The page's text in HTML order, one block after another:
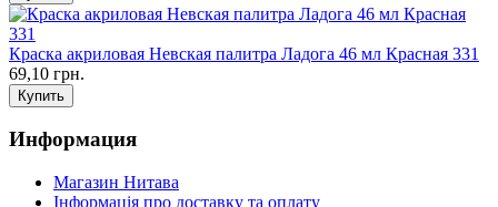
Краска акриловая Невская палитра Ладога 46 мл Красная 331
69,10 грн.
Информация
Магазин Нитава
Інформація про доставку та оплату